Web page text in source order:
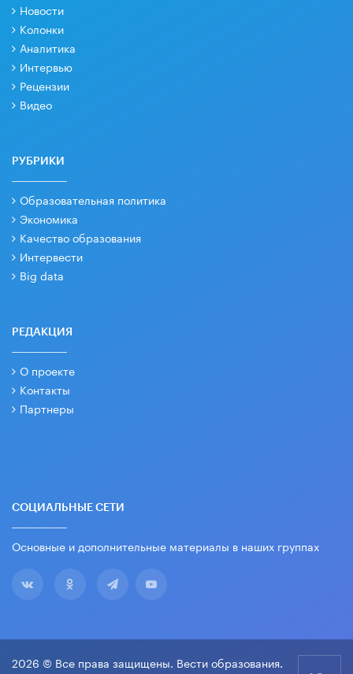
Новости
Колонки
Аналитика
Интервью
Рецензии
Видео
РУБРИКИ
Образовательная политика
Экономика
Качество образования
Интервести
Big data
РЕДАКЦИЯ
О проекте
Контакты
Партнеры
СОЦИАЛЬНЫЕ СЕТИ
Основные и дополнительные материалы в наших группах
2026 © Все права защищены. Вести образования.